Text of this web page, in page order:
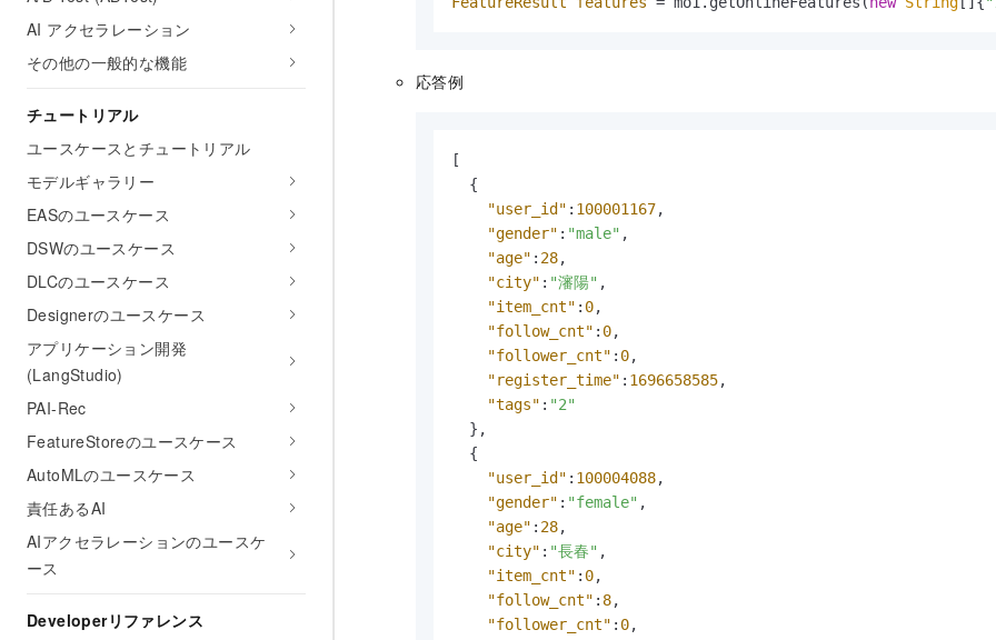
AI アクセラレーション
その他の一般的な機能
チュートリアル
ユースケースとチュートリアル
モデルギャラリー
EASのユースケース
DSWのユースケース
DLCのユースケース
Designerのユースケース
アプリケーション開発
(LangStudio)
PAI-Rec
FeatureStoreのユースケース
AutoMLのユースケース
責任あるAI
AIアクセラレーションのユースケ
ース
Developerリファレンス
応答例
[
{
"user_id" : 100001167,
"gender" : "male" ,
"age" : 28,
"city" : "瀋陽" ,
"item_cnt" : 0,
"follow_cnt" : 0,
"follower_cnt" : 0,
"register_time" : 1696658585,
"tags" : "2"
} ,
{
"user_id" : 100004088,
"gender" : "female" ,
"age" : 28,
"city" : "長春" ,
"item_cnt" : 0,
"follow_cnt" : 8,
"follower_cnt" : 0,